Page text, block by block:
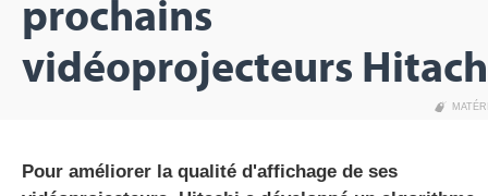
prochains
vidéoprojecteurs
Pour améliorer la qualité d'affichage de ses